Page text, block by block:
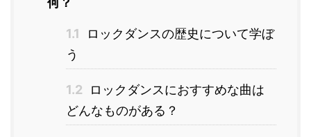
1.1
ロックダンスの歴史について学ぼ
う
1.2
ロックダンスにおすすめな曲は
どんなものがある？